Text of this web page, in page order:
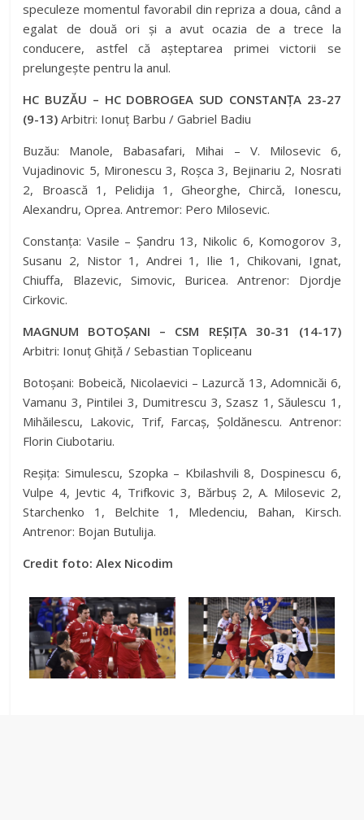
speculeze momentul favorabil din repriza a doua, când a
egalat de două ori și a avut ocazia de a trece la
conducere, astfel că așteptarea primei victorii se
prelungește pentru la anul.
HC BUZĂU – HC DOBROGEA SUD CONSTANȚA 23-27
(9-13) Arbitri: Ionuț Barbu / Gabriel Badiu
Buzău: Manole, Babasafari, Mihai – V. Milosevic 6,
Vujadinovic 5, Mironescu 3, Roșca 3, Bejinariu 2, Nosrati
2, Broască 1, Pelidija 1, Gheorghe, Chircă, Ionescu,
Alexandru, Oprea. Antremor: Pero Milosevic.
Constanța: Vasile – Șandru 13, Nikolic 6, Komogorov 3,
Susanu 2, Nistor 1, Andrei 1, Ilie 1, Chikovani, Ignat,
Chiuffa, Blazevic, Simovic, Buricea. Antrenor: Djordje
Cirkovic.
MAGNUM BOTOȘANI – CSM REȘIȚA 30-31 (14-17)
Arbitri: Ionuț Ghiță / Sebastian Topliceanu
Botoșani: Bobeică, Nicolaevici – Lazurcă 13, Adomnicăi 6,
Vamanu 3, Pintilei 3, Dumitrescu 3, Szasz 1, Săulescu 1,
Mihăilescu, Lakovic, Trif, Farcaș, Șoldănescu. Antrenor:
Florin Ciubotariu.
Reșița: Simulescu, Szopka – Kbilashvili 8, Dospinescu 6,
Vulpe 4, Jevtic 4, Trifkovic 3, Bărbuș 2, A. Milosevic 2,
Starchenko 1, Belchite 1, Mledenciu, Bahan, Kirsch.
Antrenor: Bojan Butulija.
Credit foto: Alex Nicodim